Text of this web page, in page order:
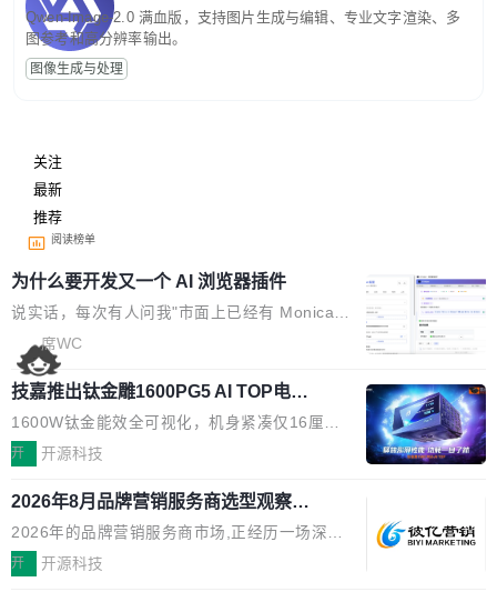
Qwen-Image-2.0 满血版，支持图片生成与编辑、专业文字渲染、多
图参考和高分辨率输出。
图像生成与处理
关注
最新
推荐
阅读榜单
为什么要开发又一个 AI 浏览器插件
说实话，每次有人问我"市面上已经有 Monica、
Sider、Copilot for Chrome 这些 AI 浏览器插件
了，你为什么还要再做一个"，我都觉得这个问题
问得好。 因为我自己也是从用户变成开发者的。
现有产品的天花板 我用过不少 AI 浏览器插件。
刚开始觉得都挺好——选中一段文字，弹出解
要。但用久了你会发现，它们本质上都是同一类
东西：一个带网页上下文的聊天框。 它们能读取
页面的文本，然后把文本丢给大模型，再返回一
段回答。仅此而已。 这当然有用，但总觉得差点
席WC
技嘉推出钛金雕1600PG5 AI TOP电
源：为发烧级主机与本地AI算力打造旗
舰供电方案
1600W钛金能效全可视化，机身紧凑仅16厘米
继2026台北电脑展首度亮相后，技嘉科技近日正
电源专为发烧级DIY主机与本地AI算力平台打
造，整机长度仅16厘米，提供1600W额定功率
与80PLUS钛金能效；支持ATX 3.1与PCIe 5.1
规范，结合服务器级元件、完善供电线材与内置
开 开源科技
2026年8月品牌营销服务商选型观察：
从流量思维到品牌资产思维的范式转移
2026年的品牌营销服务商市场,正经历一场深刻
的价值重构。全球全案品牌代理机构市场从2025
开 开源科技